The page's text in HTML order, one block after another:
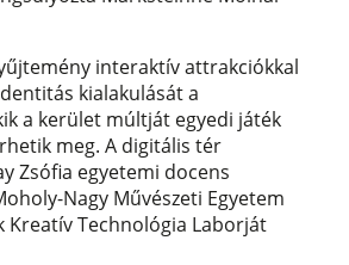
interaktív attrakciókkal
kialakulását a
a kerület múltját egyedi játék
meg. A digitális tér
Zsófia egyetemi docens
Nagy Művészeti Egyetem
Kreatív Technológia Laborját